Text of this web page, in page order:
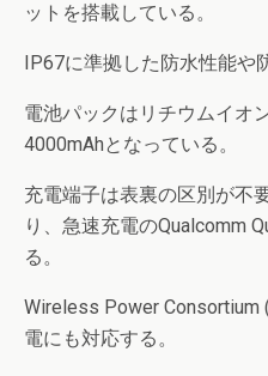
ットを搭載している。
IP67に準拠した防水性能や
電池パックはリチウムイオ
4000mAhとなっている。
充電端子は表裏の区別が不
り、急速充電のQualcomm
る。
Wireless Power Consortium
電にも対応する。